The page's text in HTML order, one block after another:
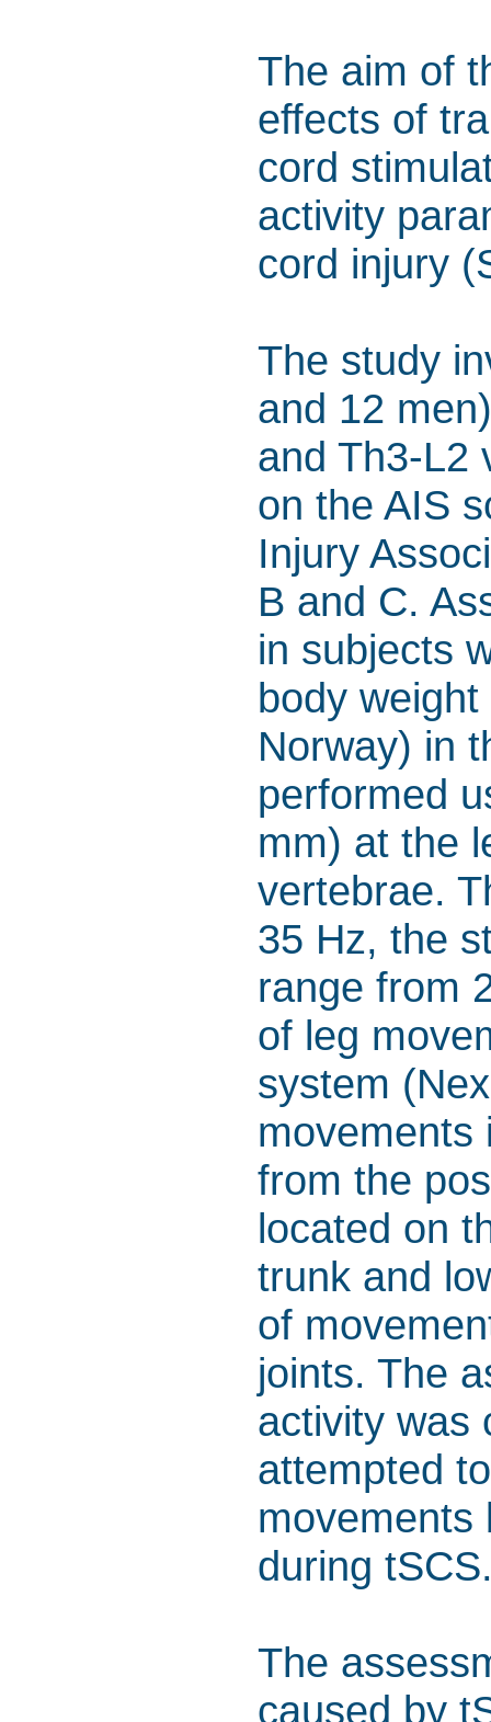
The aim of
effects of
cord
activity
cord injury
The study
and 12
and Th3-L2
on the AIS
Injury
B and C.
in subjects
body
Norway) in
performed
mm) at the
vertebrae.
35 Hz, the
range from
of leg
system
movements
from the
located on
trunk and
of
joints. The
activity was
attempted
movements
during
The
caused by